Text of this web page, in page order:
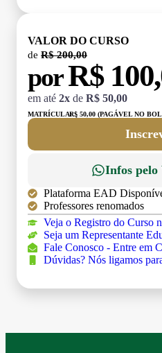
VALOR DO CURSO
de R$ 200,00
porR$
em até 2x de R$ 50,00
MATRÍCULA:R$ 50,00 (PAGÁVEL NO
Infos pelo
Plataforma EAD
Professores renomados
Veja o Registro do Curso
Seja um Representante
Fale Conosco - Entre em
Dúvidas? Nós ligamos